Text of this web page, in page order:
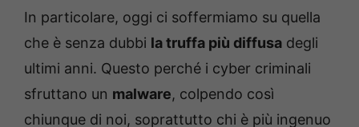
In particolare, oggi ci soffermiamo su quella
che è senza dubbi la truffa più diffusa degli
ultimi anni. Questo perché i cyber criminali
sfruttano un malware, colpendo così
chiunque di noi, soprattutto chi è più ingenuo